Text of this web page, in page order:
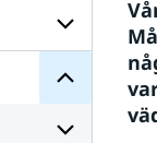
Undersidor
för
Om
klimat
Undersidor
Klimatläget
Undersidor